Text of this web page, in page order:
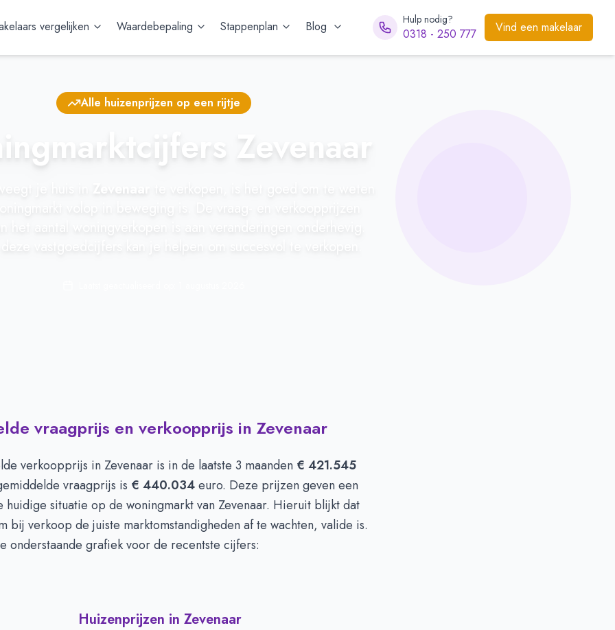
vergelijken Waardebepaling Stappenplan Blog Hulp nodig?
0318 - 250 777 Vind een makelaar
Alle huizenprijzen op een rijtje
Zevenaar
Zevenaar
vraagprijs en verkoopprijs in Zevenaar
verkoopprijs in Zevenaar is in de laatste 3 maanden € 421.545
vraagprijs is € 440.034euro. Deze prijzen geven een
huidige situatie op de woningmarkt van Zevenaar. Hieruit blijkt dat
bij verkoop de juiste marktomstandigheden af te wachten, valide is.
onderstaande grafiek voor de recentste cijfers:
Huizenprijzen in Zevenaar